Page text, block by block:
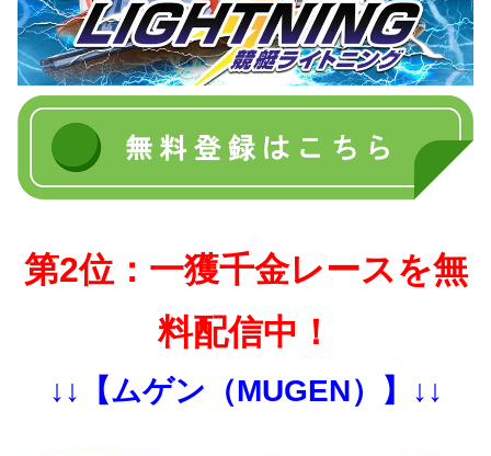
第2位：一獲千金レースを無
料配信中！
↓↓【ムゲン（MUGEN）】↓↓